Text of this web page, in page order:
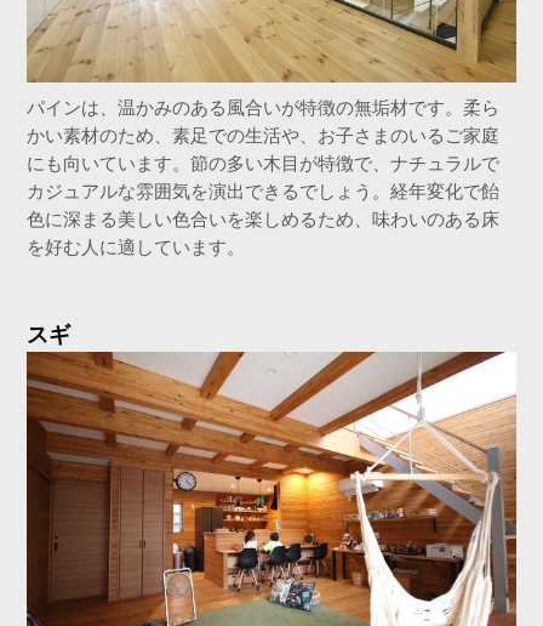
パインは、温かみのある風合いが特徴の無垢材です。柔ら
かい素材のため、素足での生活や、お子さまのいるご家庭
にも向いています。節の多い木目が特徴で、ナチュラルで
カジュアルな雰囲気を演出できるでしょう。経年変化で飴
色に深まる美しい色合いを楽しめるため、味わいのある床
を好む人に適しています。
スギ